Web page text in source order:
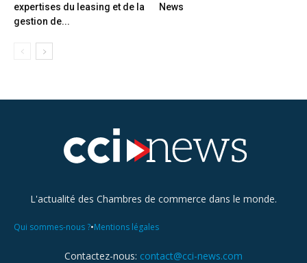
expertises du leasing et de la
gestion de...
News
L'actualité des Chambres de commerce dans le monde.
Qui sommes-nous ?•Mentions légales
Contactez-nous: contact@cci-news.com